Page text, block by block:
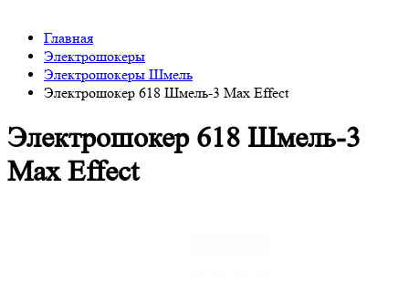
Главная
Электрошокеры
Электрошокеры Шмель
Электрошокер 618 Шмель-3 Max Effect
Электрошокер 618 Шмель-3
Max Effect